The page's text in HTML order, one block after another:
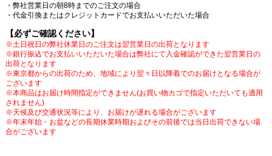
・弊社営業日の朝8時までのご注文の場合
・代金引換またはクレジットカードでお支払いいただいた場合
【必ずご確認ください】
※土日祝日の弊社休業日のご注文は翌営業日の出荷となります
※銀行振込でお支払いいただいた場合は弊社にて入金確認ができた翌営業日の
出荷となります
※東京都からの出荷のため、地域により翌々日以降着でのお届けとなる場合が
ございます
※本商品はお届け時間指定ができません(お買い物カゴで指定いただいても適用
されません)
※天候及び交通状況等により、お届けが遅れる場合がございます
※年末年始・お盆などの長期休業時期およびその前後では当日出荷できない場
合がございます